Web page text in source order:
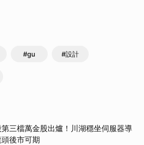
#gu #設計
第三檔萬金股出爐！川湖穩坐伺服器導
後市可期